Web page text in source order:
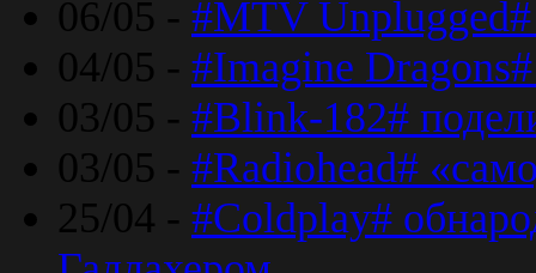
06/05 - #MTV Unplugged#
04/05 - #Imagine
03/05 - #Blink-182#
03/05 - #Radiohead#
25/04 - #Coldplay#